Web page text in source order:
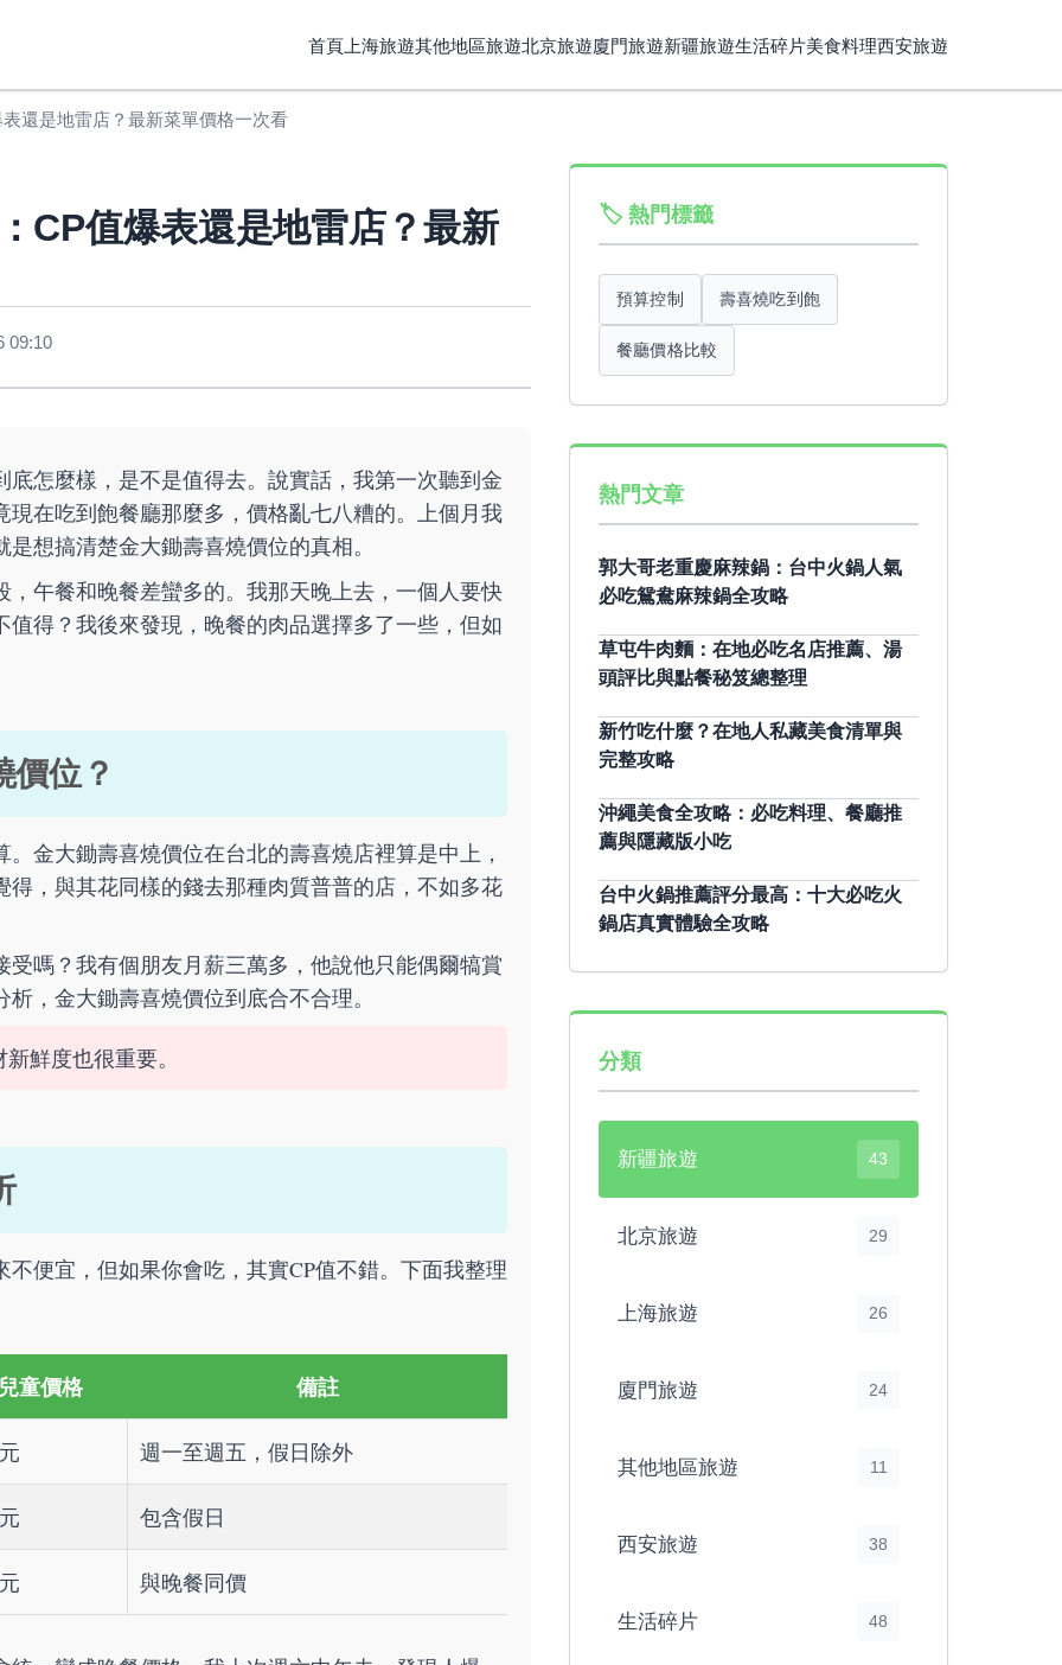
首頁 上海旅遊其他地區旅遊北京旅遊廈門旅遊新疆旅遊生活碎片美食料理西安旅遊
還是地雷店？最新菜單價格一次看
CP值爆表還是地雷店？最新
09:10
怎麼樣，是不是值得去。說實話，我第一次聽到金
在吃到飽餐廳那麼多，價格亂七八糟的。上個月我
想搞清楚金大鋤壽喜燒價位的真相。
午餐和晚餐差蠻多的。我那天晚上去，一個人要快
值得？我後來發現，晚餐的肉品選擇多了一些，但如
價位？
金大鋤壽喜燒價位在台北的壽喜燒店裡算是中上，
，與其花同樣的錢去那種肉質普普的店，不如多花
嗎？我有個朋友月薪三萬多，他說他只能偶爾犒賞
，金大鋤壽喜燒價位到底合不合理。
鮮度也很重要。
便宜，但如果你會吃，其實CP值不錯。下面我整理
童價格 備註
週一至週五，假日除外
包含假日
與晚餐同價
🏷️ 熱門標籤
預算控制 壽喜燒吃到飽
餐廳價格比較
熱門文章
郭大哥老重慶麻辣鍋：台中火鍋人氣
必吃鴛鴦麻辣鍋全攻略
草屯牛肉麵：在地必吃名店推薦、湯
頭評比與點餐秘笈總整理
新竹吃什麼？在地人私藏美食清單與
完整攻略
沖繩美食全攻略：必吃料理、餐廳推
薦與隱藏版小吃
台中火鍋推薦評分最高：十大必吃火
鍋店真實體驗全攻略
分類
新疆旅遊 43
北京旅遊 29
上海旅遊 26
廈門旅遊 24
其他地區旅遊 11
西安旅遊 38
生活碎片 48